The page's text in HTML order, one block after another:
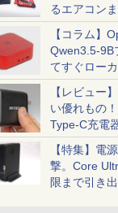
るエアコン
ッズ一挙紹介
【コラム】
Qwen3.5-9B
てすぐロー
PC「SER9
【レビュー
い優れもの
Type-C充電
ったこと
【特集】電
撃。Core
限まで引き